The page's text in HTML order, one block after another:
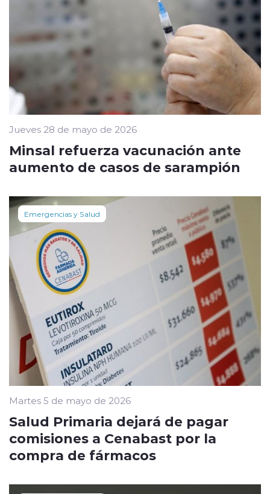
Jueves 28 de mayo de 2026
Minsal refuerza vacunación ante
aumento de casos de sarampión
Emergencias y Salud
Martes 5 de mayo de 2026
Salud Primaria dejará de pagar
comisiones a Cenabast por la
compra de fármacos